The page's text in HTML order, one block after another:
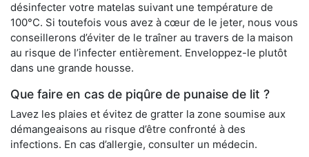
désinfecter votre matelas suivant une température de
100°C. Si toutefois vous avez à cœur de le jeter, nous vous
conseillerons d’éviter de le traîner au travers de la maison
au risque de l’infecter entièrement. Enveloppez-le plutôt
dans une grande housse.
Que faire en cas de piqûre de punaise de lit ?
Lavez les plaies et évitez de gratter la zone soumise aux
démangeaisons au risque d’être confronté à des
infections. En cas d’allergie, consulter un médecin.